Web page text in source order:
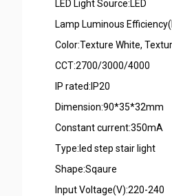
LED Light Source:LED
Lamp Luminous
Color:Texture White,
CCT:2700/3000/4000
IP rated:IP20
Dimension:90*35*32mm
Constant current:350mA
Type:led step stair light
Shape:Sqaure
Input Voltage(V):220-240